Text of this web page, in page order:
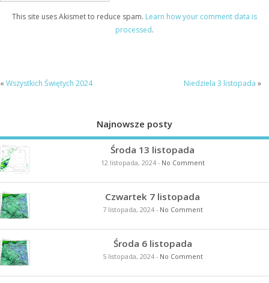
This site uses Akismet to reduce spam. Learn how your comment data is
processed.
« Wszystkich Świętych 2024 Niedziela 3 listopada »
Najnowsze posty
Środa 13 listopada
12 listopada, 2024- No Comment
Czwartek 7 listopada
7 listopada, 2024- No Comment
Środa 6 listopada
5 listopada, 2024- No Comment